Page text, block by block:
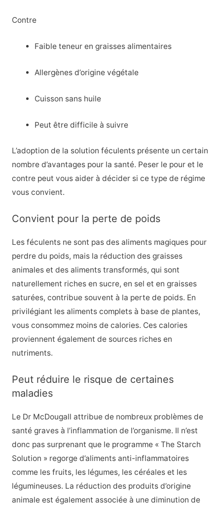
Contre
Faible teneur en graisses alimentaires
Allergènes d’origine végétale
Cuisson sans huile
Peut être difficile à suivre
L’adoption de la solution féculents présente un certain
nombre d’avantages pour la santé. Peser le pour et le
contre peut vous aider à décider si ce type de régime
vous convient.
Convient pour la perte de poids
Les féculents ne sont pas des aliments magiques pour
perdre du poids, mais la réduction des graisses
animales et des aliments transformés, qui sont
naturellement riches en sucre, en sel et en graisses
saturées, contribue souvent à la perte de poids. En
privilégiant les aliments complets à base de plantes,
vous consommez moins de calories. Ces calories
proviennent également de sources riches en
nutriments.
Peut réduire le risque de certaines
maladies
Le Dr McDougall attribue de nombreux problèmes de
santé graves à l’inflammation de l’organisme. Il n’est
donc pas surprenant que le programme « The Starch
Solution » regorge d’aliments anti-inflammatoires
comme les fruits, les légumes, les céréales et les
légumineuses. La réduction des produits d’origine
animale est également associée à une diminution de